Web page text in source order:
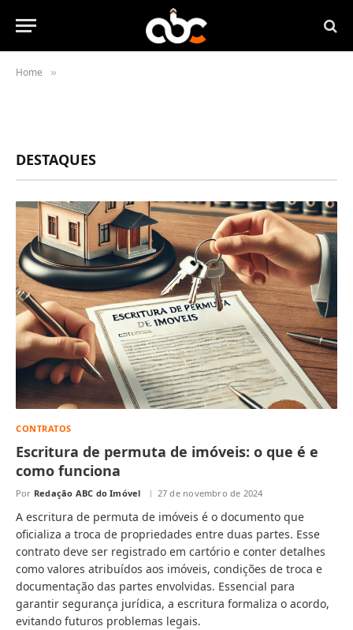
Home »
DESTAQUES
CONTRATOS
Escritura de permuta de imóveis: o que é e
como funciona
Por Redação ABC do Imóvel 27 de novembro de 2024
A escritura de permuta de imóveis é o documento que
oficializa a troca de propriedades entre duas partes. Esse
contrato deve ser registrado em cartório e conter detalhes
como valores atribuídos aos imóveis, condições de troca e
documentação das partes envolvidas. Essencial para
garantir segurança jurídica, a escritura formaliza o acordo,
evitando futuros problemas legais.